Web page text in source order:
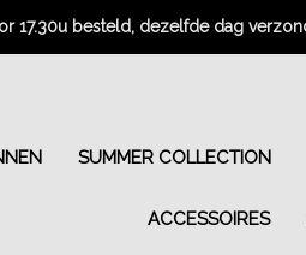
17.30u besteld, dezelfde dag
SUMMER COLLECTION
ACCESSOIRES